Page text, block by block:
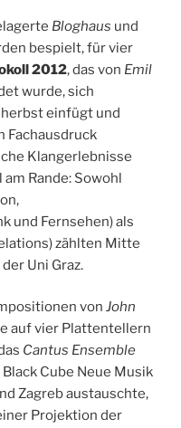
Bloghaus und
bespielt, für vier
2012, das von Emil
wurde, sich
einfügt und
Fachausdruck
Klangerlebnisse
Rande: Sowohl
und Fernsehen) als
zählten Mitte
Uni Graz.
von John
auf vier Plattentellern
Cantus Ensemble
Black Cube Neue Musik
Zagreb austauschte,
Projektion der